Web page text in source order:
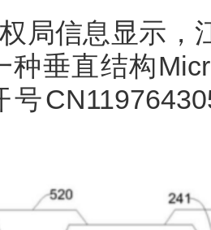
局信息显示，
种垂直结构